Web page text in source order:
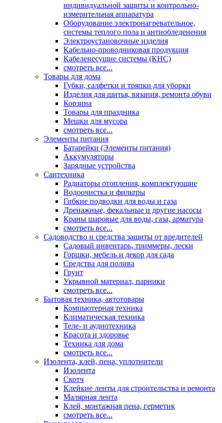
индивидуальной защиты и контрольно-
измерительная аппаратура
Оборудование электронагревательное,
системы теплого пола и антиобледенения
Электроустановочные изделия
Кабельно-проводниковая продукция
Кабеленесущие системы (КНС)
смотреть все...
Товары для дома
Губки, салфетки и тряпки для уборки
Изделия для шитья, вязания, ремонта обуви
Корзина
Товары для праздника
Мешки для мусора
смотреть все...
Элементы питания
Батарейки (Элементы питания)
Аккумуляторы
Зарядные устройства
Сантехника
Радиаторы отопления, комплектующие
Водоочистка и фильтры
Гибкие подводки для воды и газа
Дренажные, фекальные и другие насосы
Краны шаровые для воды, газа, арматура
смотреть все...
Садоводство и средства защиты от вредителей
Садовый инвентарь, триммеры, лески
Горшки, мебель и декор для сада
Средства для полива
Грунт
Укрывной материал, парники
смотреть все...
Бытовая техника, автотовары
Компьютерная техника
Климатическая техника
Теле- и аудиотехника
Красота и здоровье
Техника для дома
смотреть все...
Изолента, клей, пена, уплотнители
Изолента
Скотч
Клейкие ленты для строительства и ремонта
Малярная лента
Клей, монтажная пена, герметик
смотреть все...